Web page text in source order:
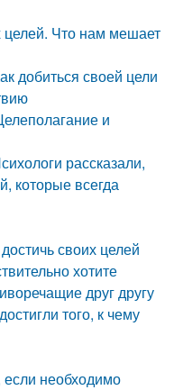
целей. Что нам мешает
добиться своей цели
и
рассказали,
которые всегда
своих целей
хотите
друг другу
того, к чему
необходимо